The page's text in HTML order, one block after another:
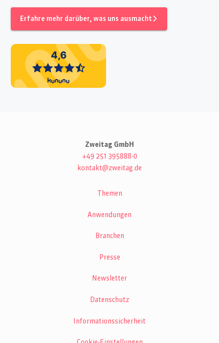
Erfahre mehr darüber, was uns ausmacht
Zweitag GmbH
+49 251 395888-0
kontakt@zweitag.de
Themen
Anwendungen
Branchen
Presse
Newsletter
Datenschutz
Informationssicherheit